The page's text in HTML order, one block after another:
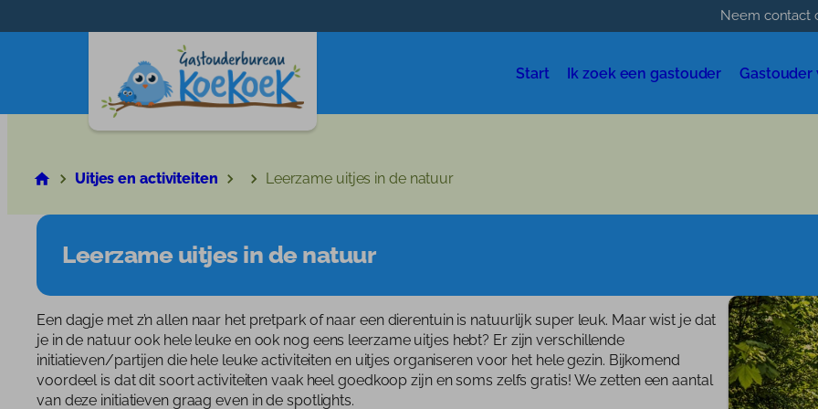
naar
Neem contact
Start Ik zoek een gastouder Gastouder
Start
Wie
Wie
Uitjes en activiteiten Leerzame uitjes in de natuur
Leerzame uitjes in de natuur
Een dagje met z’n allen naar het pretpark of naar een dierentuin is natuurlijk super leuk. Maar wist je dat
je in de natuur ook hele leuke en ook nog eens leerzame uitjes hebt? Er zijn verschillende
initiatieven/partijen die hele leuke activiteiten en uitjes organiseren voor het hele gezin. Bijkomend
voordeel is dat dit soort activiteiten vaak heel goedkoop zijn en soms zelfs gratis! We zetten een aantal
van deze initiatieven graag even in de spotlights.